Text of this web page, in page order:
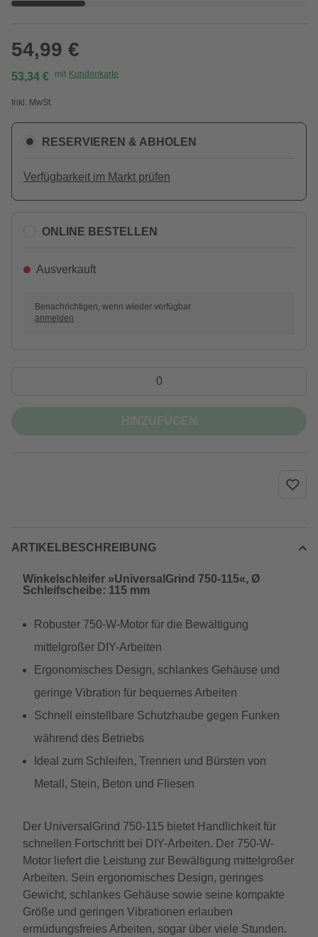
54,99 €
53,34 € mit Kundenkarte
Inkl. MwSt.
RESERVIEREN & ABHOLEN
Verfügbarkeit im Markt prüfen
ONLINE BESTELLEN
Ausverkauft
Benachrichtigen, wenn wieder verfügbar
anmelden
ARTIKELBESCHREIBUNG
Winkelschleifer »UniversalGrind 750-115«, Ø
Schleifscheibe: 115 mm
Robuster 750-W-Motor für die Bewältigung
mittelgroßer DIY-Arbeiten
Ergonomisches Design, schlankes Gehäuse und
geringe Vibration für bequemes Arbeiten
Schnell einstellbare Schutzhaube gegen Funken
während des Betriebs
Ideal zum Schleifen, Trennen und Bürsten von
Metall, Stein, Beton und Fliesen
Der UniversalGrind 750-115 bietet Handlichkeit für
schnellen Fortschritt bei DIY-Arbeiten. Der 750-W-
Motor liefert die Leistung zur Bewältigung mittelgroßer
Arbeiten. Sein ergonomisches Design, geringes
Gewicht, schlankes Gehäuse sowie seine kompakte
Größe und geringen Vibrationen erlauben
ermüdungsfreies Arbeiten, sogar über viele Stunden.